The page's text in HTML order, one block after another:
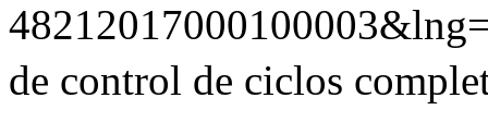
de control de ciclos